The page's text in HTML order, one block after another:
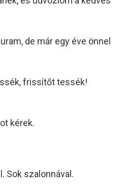
de már egy éve önnel
frissítőt tessék!
kérek.
Sok szalonnával.